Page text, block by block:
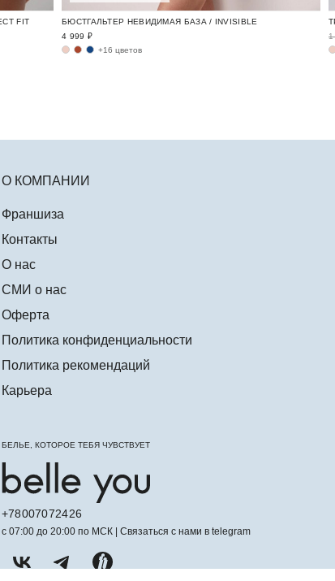
FIT
БЮСТГАЛЬТЕР НЕВИДИМАЯ БАЗА / INVISIBLE
4 999 ₽
+16 цветов
1
О КОМПАНИИ
Франшиза
Контакты
О нас
СМИ о нас
Оферта
Политика конфиденциальности
Политика рекомендаций
Карьера
БЕЛЬЕ, КОТОРОЕ ТЕБЯ ЧУВСТВУЕТ
+78007072426
с 07:00 до 20:00 по МСК | Связаться с нами в telegram